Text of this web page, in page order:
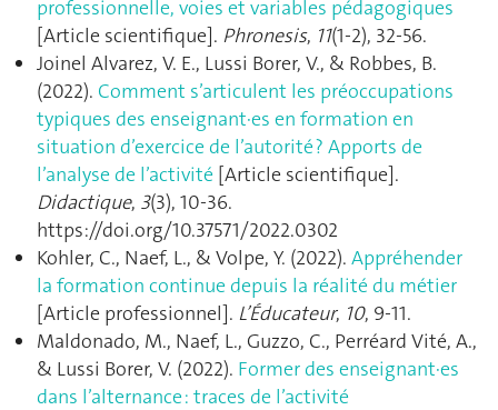
professionnelle, voies et variables pédagogiques
[Article scientifique]. Phronesis, 11(1-2), 32‑56.
Joinel Alvarez, V. E., Lussi Borer, V., & Robbes, B.
(2022). Comment s’articulent les préoccupations
typiques des enseignant·es en formation en
situation d’exercice de l’autorité ? Apports de
l’analyse de l’activité [Article scientifique].
Didactique, 3(3), 10‑36.
https://doi.org/10.37571/2022.0302
Kohler, C., Naef, L., & Volpe, Y. (2022). Appréhender
la formation continue depuis la réalité du métier
[Article professionnel]. L’Éducateur, 10, 9‑11.
Maldonado, M., Naef, L., Guzzo, C., Perréard Vité, A.,
& Lussi Borer, V. (2022). Former des enseignant·es
dans l’alternance : traces de l’activité